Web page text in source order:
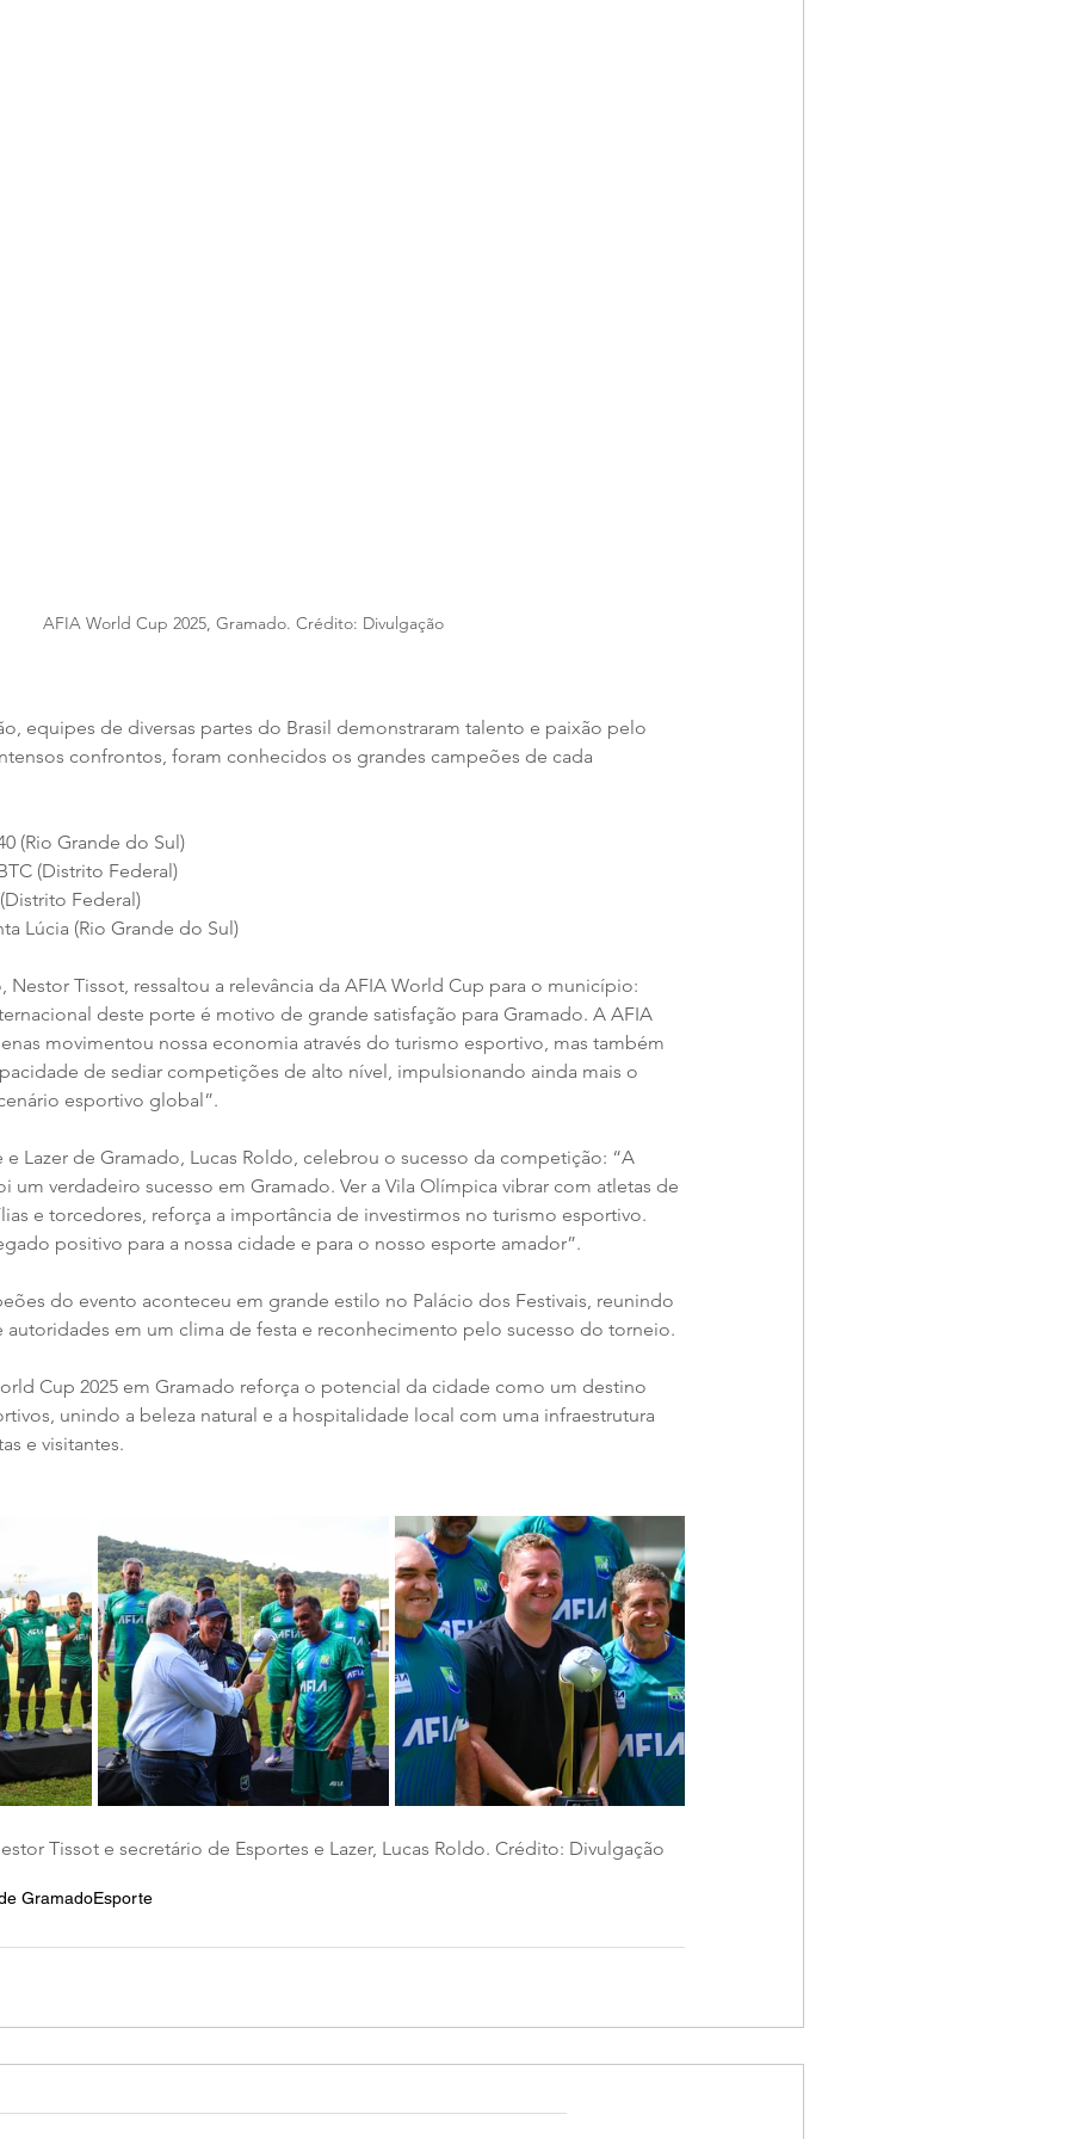
AFIA World Cup 2025, Gramado. Crédito: Divulgação
equipes de diversas partes do Brasil demonstraram talento e paixão pelo
confrontos, foram conhecidos os grandes campeões de cada
(Rio Grande do Sul)
(Distrito Federal)
Federal)
Lúcia (Rio Grande do Sul)
Tissot, ressaltou a relevância da AFIA World Cup para o município:
deste porte é motivo de grande satisfação para Gramado. A AFIA
movimentou nossa economia através do turismo esportivo, mas também
de sediar competições de alto nível, impulsionando ainda mais o
esportivo global”.
Lazer de Gramado, Lucas Roldo, celebrou o sucesso da competição: “A
um verdadeiro sucesso em Gramado. Ver a Vila Olímpica vibrar com atletas de
e torcedores, reforça a importância de investirmos no turismo esportivo.
positivo para a nossa cidade e para o nosso esporte amador”.
do evento aconteceu em grande estilo no Palácio dos Festivais, reunindo
autoridades em um clima de festa e reconhecimento pelo sucesso do torneio.
Cup 2025 em Gramado reforça o potencial da cidade como um destino
unindo a beleza natural e a hospitalidade local com uma infraestrutura
e visitantes.
Tissot e secretário de Esportes e Lazer, Lucas Roldo. Crédito: Divulgação
GramadoEsporte